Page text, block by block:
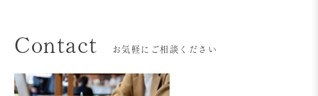
Contact お気軽にご相談ください